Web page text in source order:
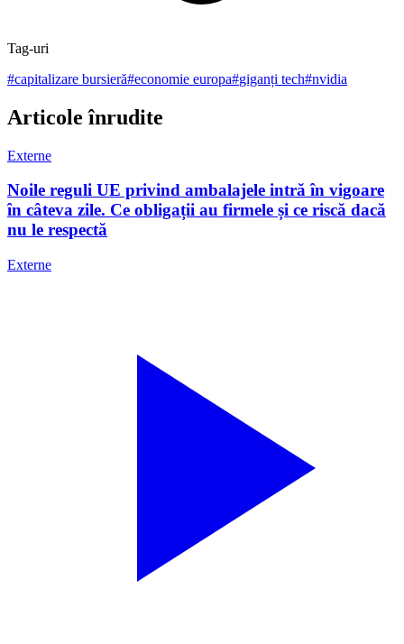
Tag-uri
#capitalizare bursieră#economie europa#giganți tech#nvidia
Articole înrudite
Externe
Noile reguli UE privind ambalajele intră în vigoare
în câteva zile. Ce obligații au firmele și ce riscă dacă
nu le respectă
Externe